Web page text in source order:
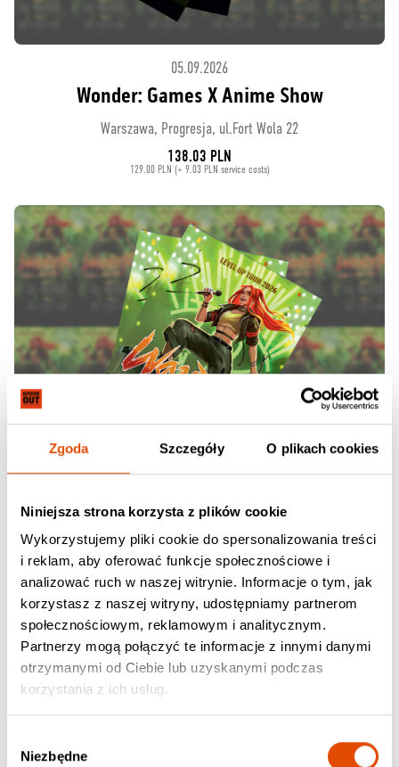
Zgoda Szczegóły O plikach cookies
Niniejsza strona korzysta z plików cookie
Wykorzystujemy pliki cookie do spersonalizowania treści
i reklam, aby oferować funkcje społecznościowe i
analizować ruch w naszej witrynie. Informacje o tym, jak
korzystasz z naszej witryny, udostępniamy partnerom
społecznościowym, reklamowym i analitycznym.
Partnerzy mogą połączyć te informacje z innymi danymi
otrzymanymi od Ciebie lub uzyskanymi podczas
korzystania z ich usług.
zgody
Niezbędne
05.09.2026
Wonder: Games X Anime Show
Warszawa, Progresja, ul.Fort Wola 22
138.03 PLN
129.00 PLN (+ 9.03 PLN service costs)
06.09.2026
Wonder: Games X Anime Show
Poznań, Klub "2progi", Al. Niepodległości 36